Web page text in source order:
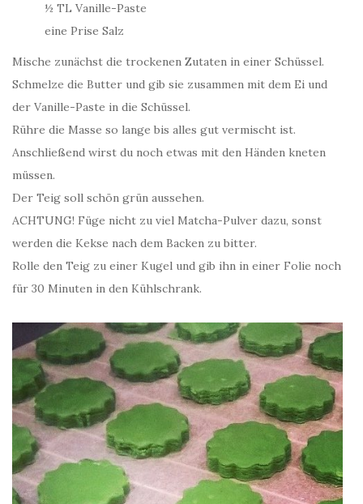
½ TL Vanille-Paste
eine Prise Salz
Mische zunächst die trockenen Zutaten in einer Schüssel.
Schmelze die Butter und gib sie zusammen mit dem Ei und
der Vanille-Paste in die Schüssel.
Rühre die Masse so lange bis alles gut vermischt ist.
Anschließend wirst du noch etwas mit den Händen kneten
müssen.
Der Teig soll schön grün aussehen.
ACHTUNG! Füge nicht zu viel Matcha-Pulver dazu, sonst
werden die Kekse nach dem Backen zu bitter.
Rolle den Teig zu einer Kugel und gib ihn in einer Folie noch
für 30 Minuten in den Kühlschrank.